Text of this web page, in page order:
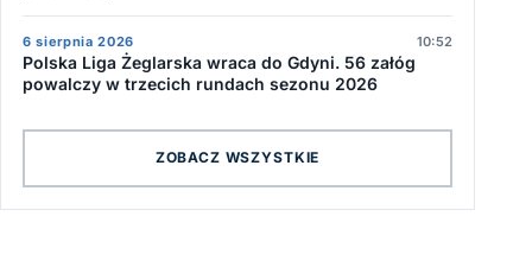
6 sierpnia 2026 10:52
Polska Liga Żeglarska wraca do Gdyni. 56 załóg
powalczy w trzecich rundach sezonu 2026
ZOBACZ WSZYSTKIE